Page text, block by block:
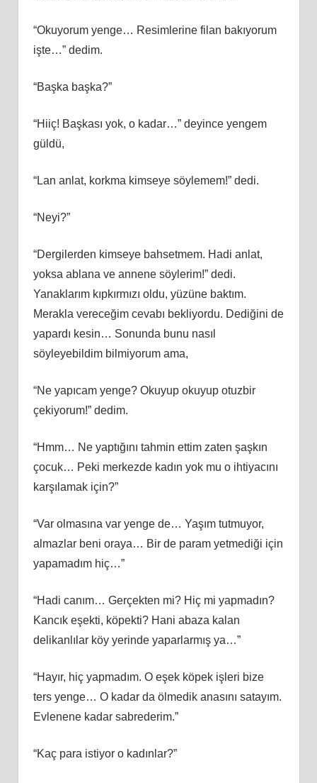
“Okuyorum yenge… Resimlerine filan bakıyorum
işte…” dedim.
“Başka başka?”
“Hiiç! Başkası yok, o kadar…” deyince yengem
güldü,
“Lan anlat, korkma kimseye söylemem!” dedi.
“Neyi?”
“Dergilerden kimseye bahsetmem. Hadi anlat,
yoksa ablana ve annene söylerim!” dedi.
Yanaklarım kıpkırmızı oldu, yüzüne baktım.
Merakla vereceğim cevabı bekliyordu. Dediğini de
yapardı kesin… Sonunda bunu nasıl
söyleyebildim bilmiyorum ama,
“Ne yapıcam yenge? Okuyup okuyup otuzbir
çekiyorum!” dedim.
“Hmm… Ne yaptığını tahmin ettim zaten şaşkın
çocuk… Peki merkezde kadın yok mu o ihtiyacını
karşılamak için?”
“Var olmasına var yenge de… Yaşım tutmuyor,
almazlar beni oraya… Bir de param yetmediği için
yapamadım hiç…”
“Hadi canım… Gerçekten mi? Hiç mi yapmadın?
Kancık eşekti, köpekti? Hani abaza kalan
delikanlılar köy yerinde yaparlarmış ya…”
“Hayır, hiç yapmadım. O eşek köpek işleri bize
ters yenge… O kadar da ölmedik anasını satayım.
Evlenene kadar sabrederim.”
“Kaç para istiyor o kadınlar?”